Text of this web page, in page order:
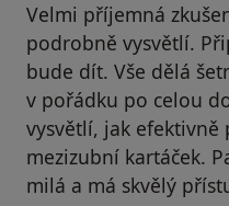
Velmi příjemná
podrobně vysvětlí.
bude dít. Vše dělá
v pořádku po celou
vysvětlí, jak efektivně
mezizubní kartáček.
milá a má skvělý